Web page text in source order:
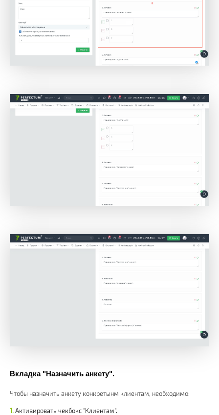
Вкладка "Назначить анкету".
Чтобы назначить анкету конкретынм клиентам, необходимо:
Активировать чекбокс "Клиентам".